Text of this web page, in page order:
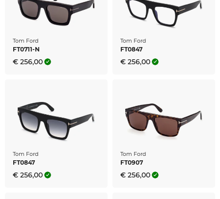
Tom Ford
FT0711-N
€ 256,00
Tom Ford
FT0847
€ 256,00
Tom Ford
FT0847
€ 256,00
Tom Ford
FT0907
€ 256,00